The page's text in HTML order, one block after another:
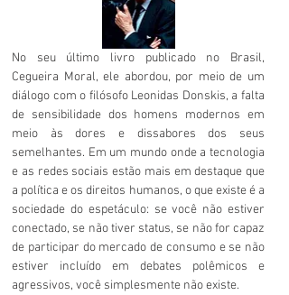
Cegueira Moral, ele abordou, por meio de um
diálogo com o filósofo Leonidas Donskis, a falta
de sensibilidade dos homens modernos em
meio às dores e dissabores dos seus
semelhantes. Em um mundo onde a tecnologia
e as redes sociais estão mais em destaque que
a política e os direitos humanos, o que existe é a
sociedade do espetáculo: se você não estiver
conectado, se não tiver status, se não for capaz
de participar do mercado de consumo e se não
estiver incluído em debates polêmicos e
agressivos, você simplesmente não existe.